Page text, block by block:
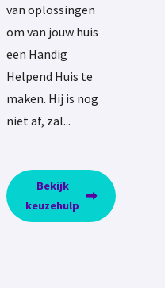
van oplossingen
om van jouw huis
een Handig
Helpend Huis te
maken. Hij is nog
niet af, zal...
Bekijk
keuzehulp